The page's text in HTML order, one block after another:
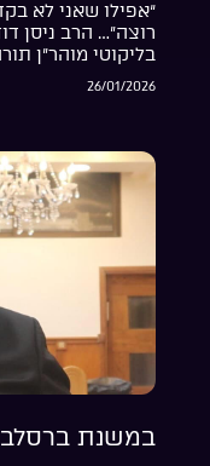
“אפילו שאני לא
רוצה”… הרב ניסן
בליקוטי מוהר”ן תורה ל”ו
26/01/2026
במשנת ברסלב